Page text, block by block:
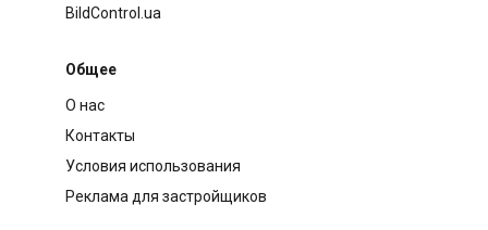
BildControl.ua
Общее
О нас
Контакты
Условия использования
Реклама для застройщиков